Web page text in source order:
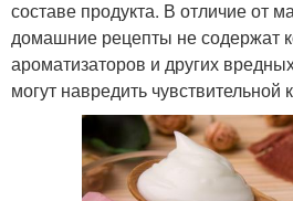
составе продукта. В отличие от
домашние рецепты не содержат
ароматизаторов и других
могут навредить чувствительной